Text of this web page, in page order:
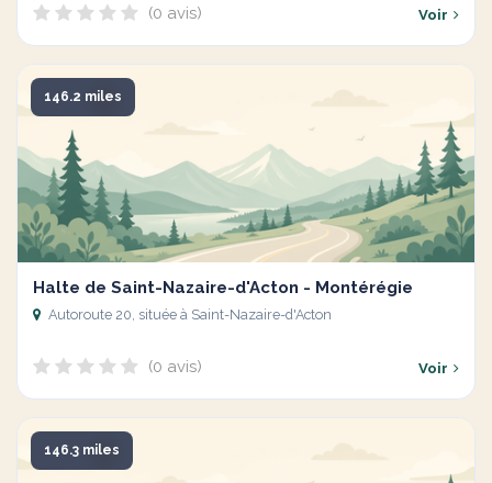
(0 avis) Voir
146.2 miles
Halte de Saint-Nazaire-d'Acton - Montérégie
Autoroute 20, située à Saint-Nazaire-d'Acton
(0 avis) Voir
146.3 miles